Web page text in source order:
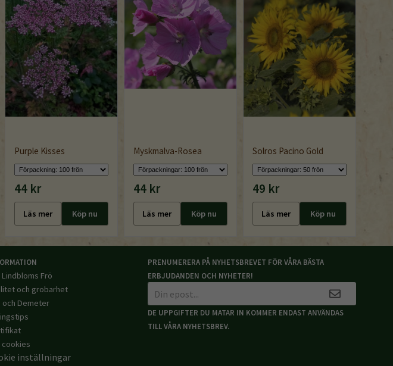
Purple Kisses
44 kr
Läs mer Köp nu
Myskmalva-Rosea
44 kr
Läs mer Köp nu
Solros Pacino Gold
49 kr
Läs mer Köp nu
Lindbloms Frö
och grobarhet
och Demeter
cookies
inställningar
PRENUMERERA PÅ NYHETSBREVET FÖR VÅRA BÄSTA
ERBJUDANDEN OCH NYHETER!
DE UPPGIFTER DU MATAR IN KOMMER ENDAST ANVÄNDAS
TILL VÅRA NYHETSBREV.